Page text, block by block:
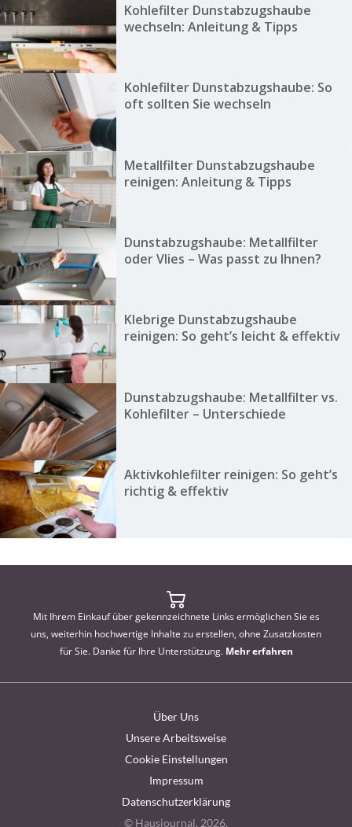
Kohlefilter Dunstabzugshaube
wechseln: Anleitung & Tipps
Kohlefilter Dunstabzugshaube: So
oft sollten Sie wechseln
Metallfilter Dunstabzugshaube
reinigen: Anleitung & Tipps
Dunstabzugshaube: Metallfilter
oder Vlies – Was passt zu Ihnen?
Klebrige Dunstabzugshaube
reinigen: So geht’s leicht & effektiv
Dunstabzugshaube: Metallfilter vs.
Kohlefilter – Unterschiede
Aktivkohlefilter reinigen: So geht’s
richtig & effektiv
Mit Ihrem Einkauf über gekennzeichnete Links ermöglichen Sie es
uns, weiterhin hochwertige Inhalte zu erstellen, ohne Zusatzkosten
für Sie. Danke für Ihre Unterstützung. Mehr erfahren
Über Uns
Unsere Arbeitsweise
Cookie Einstellungen
Impressum
Datenschutzerklärung
© Hausjournal, 2026.